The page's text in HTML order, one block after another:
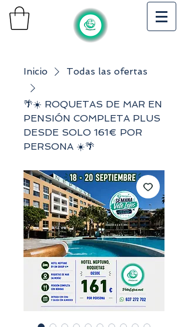
Inicio Todas las ofertas
🌴☀️ ROQUETAS DE MAR EN
PENSIÓN COMPLETA PLUS
DESDE SOLO 161€ POR
PERSONA ☀️🌴